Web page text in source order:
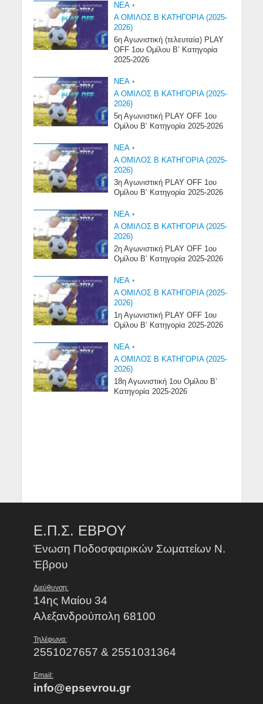
NEA •
Α ΟΜΙΛΟΣ Β ΚΑΤΗΓΟΡΙΑ (2025-
2026)
6η Αγωνιστική (τελευταία) PLAY
OFF 1ου Ομίλου Β’ Κατηγορία
2025-2026
NEA •
Α ΟΜΙΛΟΣ Β ΚΑΤΗΓΟΡΙΑ (2025-
2026)
5η Αγωνιστική PLAY OFF 1ου
Ομίλου Β’ Κατηγορία 2025-2026
NEA •
Α ΟΜΙΛΟΣ Β ΚΑΤΗΓΟΡΙΑ (2025-
2026)
3η Αγωνιστική PLAY OFF 1ου
Ομίλου Β’ Κατηγορία 2025-2026
NEA •
Α ΟΜΙΛΟΣ Β ΚΑΤΗΓΟΡΙΑ (2025-
2026)
2η Αγωνιστική PLAY OFF 1ου
Ομίλου Β’ Κατηγορία 2025-2026
NEA •
Α ΟΜΙΛΟΣ Β ΚΑΤΗΓΟΡΙΑ (2025-
2026)
1η Αγωνιστική PLAY OFF 1ου
Ομίλου Β’ Κατηγορία 2025-2026
NEA •
Α ΟΜΙΛΟΣ Β ΚΑΤΗΓΟΡΙΑ (2025-
2026)
18η Αγωνιστική 1ου Ομίλου Β’
Κατηγορία 2025-2026
Ε.Π.Σ. ΕΒΡΟΥ
Ένωση Ποδοσφαιρικών Σωματείων Ν.
Έβρου
Διεύθυνση:
14ης Μαίου 34
Αλεξανδρούπολη 68100
Τηλέφωνα:
2551027657 & 2551031364
Email:
info@epsevrou.gr